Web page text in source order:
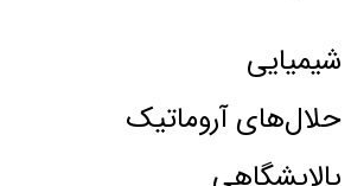
شیمیایی
حلال‌های آروماتیک